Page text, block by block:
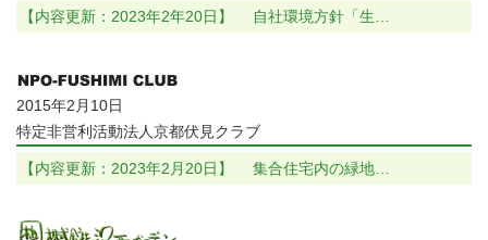
【内容更新：2023年2年20日】 自社環境方針「生…
2015年2月10日
特定非営利活動法人京都伏見クラブ
【内容更新：2023年2月20日】 集合住宅内の緑地…